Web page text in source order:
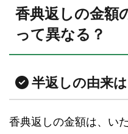
香典返しの金額
って異なる？
半返しの由来は
香典返しの金額は、い